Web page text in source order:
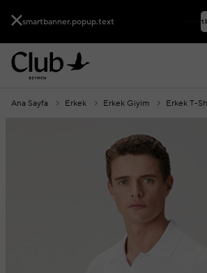
smartbanner.popup.text
Ana Sayfa Erkek Erkek Giyim Erkek T-